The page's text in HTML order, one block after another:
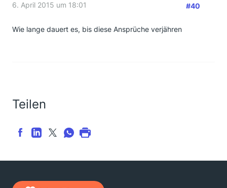
6. April 2015 um 18:01 #40
Wie lange dauert es, bis diese Ansprüche verjähren
Teilen